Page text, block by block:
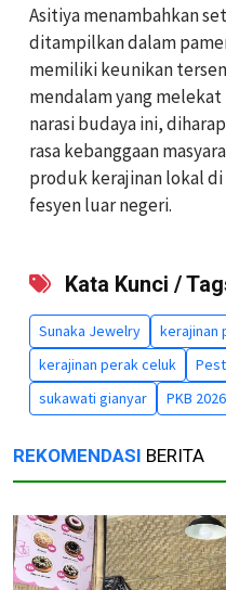
Asitiya menambahkan
ditampilkan dalam
memiliki keunikan
mendalam yang
narasi budaya ini,
rasa kebanggaan
produk kerajinan lokal
fesyen luar negeri.
Kata Kunci /
Sunaka Jewelry kerajinan
kerajinan perak celuk
sukawati gianyar
PKB 2026
REKOMENDASI BERITA